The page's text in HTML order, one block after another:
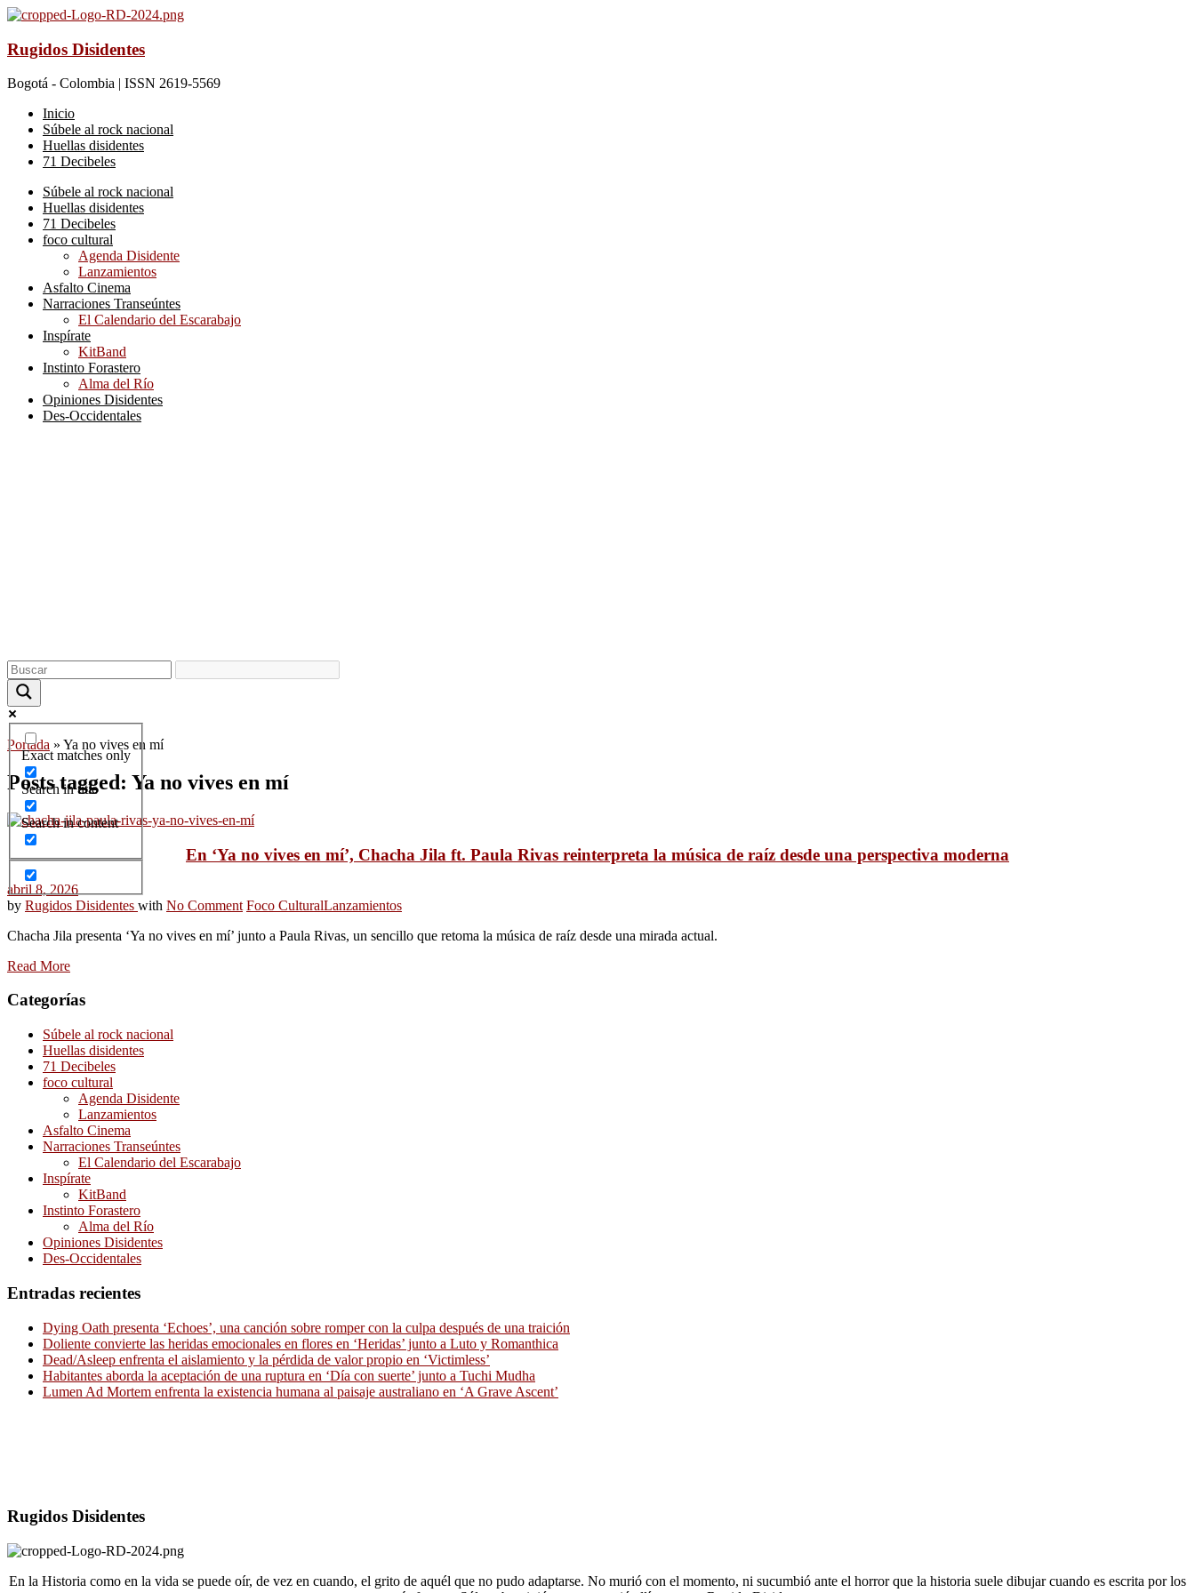
Rugidos Disidentes
Bogotá - Colombia | ISSN 2619-5569
Inicio
Súbele al rock nacional
Huellas disidentes
71 Decibeles
Súbele al rock nacional
Huellas disidentes
71 Decibeles
foco cultural
Agenda Disidente
Lanzamientos
Asfalto Cinema
Narraciones Transeúntes
El Calendario del Escarabajo
Inspírate
KitBand
Instinto Forastero
Alma del Río
Opiniones Disidentes
Des-Occidentales
Exact matches only
Search in title
Search in content
Portada » Ya no vives en mí
Posts tagged: Ya no vives en mí
En ‘Ya no vives en mí’, Chacha Jila ft. Paula Rivas reinterpreta la música de raíz desde una perspectiva moderna
abril 8, 2026
by Rugidos Disidentes with No Comment Foco CulturalLanzamientos
Chacha Jila presenta ‘Ya no vives en mí’ junto a Paula Rivas, un sencillo que retoma la música de raíz desde una mirada actual.
Read More
Categorías
Súbele al rock nacional
Huellas disidentes
71 Decibeles
foco cultural
Agenda Disidente
Lanzamientos
Asfalto Cinema
Narraciones Transeúntes
El Calendario del Escarabajo
Inspírate
KitBand
Instinto Forastero
Alma del Río
Opiniones Disidentes
Des-Occidentales
Entradas recientes
Dying Oath presenta ‘Echoes’, una canción sobre romper con la culpa después de una traición
Doliente convierte las heridas emocionales en flores en ‘Heridas’ junto a Luto y Romanthica
Dead/Asleep enfrenta el aislamiento y la pérdida de valor propio en ‘Victimless’
Habitantes aborda la aceptación de una ruptura en ‘Día con suerte’ junto a Tuchi Mudha
Lumen Ad Mortem enfrenta la existencia humana al paisaje australiano en ‘A Grave Ascent’
Rugidos Disidentes
En la Historia como en la vida se puede oír, de vez en cuando, el grito de aquél que no pudo adaptarse. No murió con el momento, ni sucumbió ante el horror que la historia suele dibujar cuando es escrita por los